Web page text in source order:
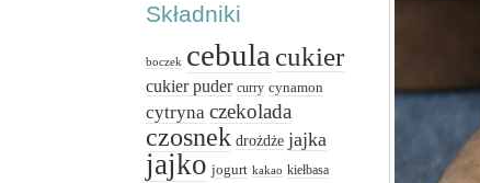
Składniki
boczek cebula cukier
cukier puder curry cynamon
cytryna czekolada
czosnek drożdże jajka
jajko jogurt kakao kiełbasa